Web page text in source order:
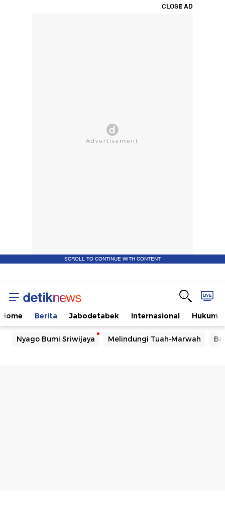
CLOSE AD
SCROLL TO CONTINUE WITH CONTENT
Home Berita Jabodetabek Internasional Hukum
Nyago Bumi Sriwijaya Melindungi Tuah-Marwah